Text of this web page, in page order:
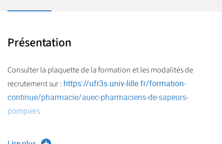
Présentation
Consulter la plaquette de la formation et les modalités de
recrutement sur : https://ufr3s.univ-lille.fr/formation-
continue/pharmacie/auec-pharmaciens-de-sapeurs-
pompiers